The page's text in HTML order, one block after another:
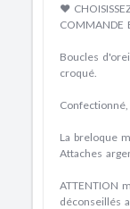
♥
COMMANDE
Boucles
croqué.
La breloque
Attaches
ATTENTION
déconseillés